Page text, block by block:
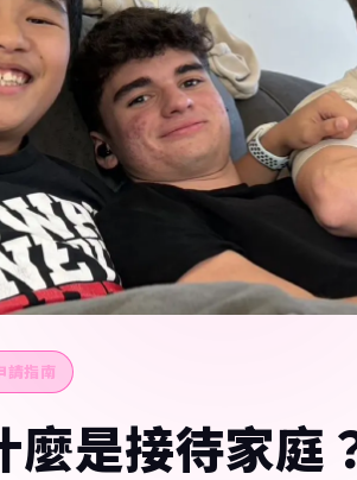
核心差異化優勢
歷與認證
府標案、ASSE認證
暑期課程 Summer Sessions
台北・花蓮・線上，出發前的準備
國家比較表
語言・費用・學制快速比較
常見問題 FAQ
16+ 家長最常問
夏令營 Summer Camps
23+ 美國暑期遊學營
打工度假 Work and Travel
Au Pair 安親天使
10 國海外帶薪文化交流
🇳🇴挪威
🇳🇱 荷蘭 🇧🇪 比利
🇨🇭 🇵🇱波蘭
葡萄牙 🇨🇿
🇦🇹奧地利 🇭🇺匈牙
🇷🇴羅馬尼亞 🇬🇧
請指南
麼是接待家庭